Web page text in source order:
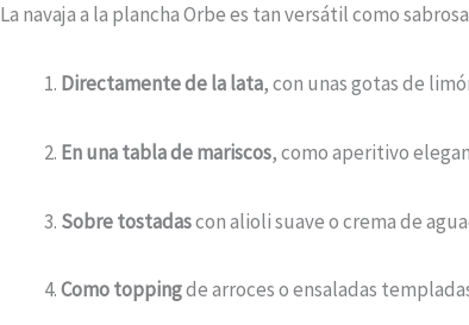
La navaja a la plancha Orbe es tan versátil como
Directamente de la lata, con unas gotas de
En una tabla de mariscos, como aperitivo
Sobre tostadascon alioli suave o crema de
Como toppingde arroces o ensaladas